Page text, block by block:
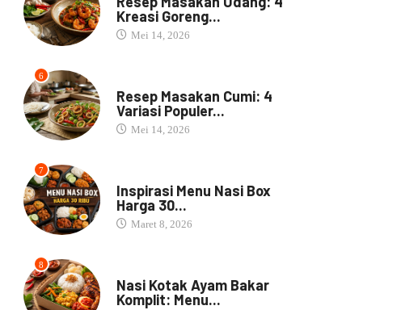
Kreasi Goreng...
Mei 14, 2026
6
Resep Masakan Cumi: 4
Variasi Populer...
Mei 14, 2026
7
Inspirasi Menu Nasi Box
Harga 30...
Maret 8, 2026
8
Nasi Kotak Ayam Bakar
Komplit: Menu...